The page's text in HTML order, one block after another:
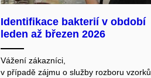
Identifikace bakterií v období
leden až březen 2026
Vážení zákazníci,
v případě zájmu o služby rozboru vzorků